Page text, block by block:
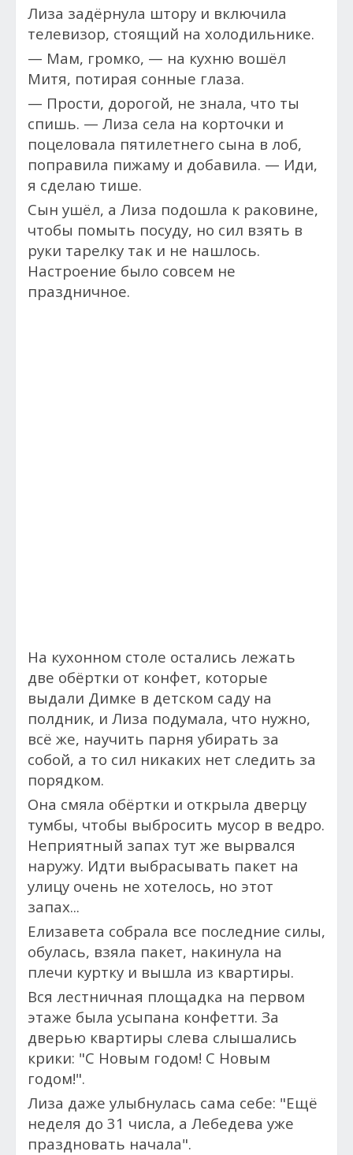
Лиза задёрнула штору и включила
телевизор, стоящий на холодильнике.
— Мам, громко, — на кухню вошёл
Митя, потирая сонные глаза.
— Прости, дорогой, не знала, что ты
спишь. — Лиза села на корточки и
поцеловала пятилетнего сына в лоб,
поправила пижаму и добавила. — Иди,
я сделаю тише.
Сын ушёл, а Лиза подошла к раковине,
чтобы помыть посуду, но сил взять в
руки тарелку так и не нашлось.
Настроение было совсем не
праздничное.
На кухонном столе остались лежать
две обёртки от конфет, которые
выдали Димке в детском саду на
полдник, и Лиза подумала, что нужно,
всё же, научить парня убирать за
собой, а то сил никаких нет следить за
порядком.
Она смяла обёртки и открыла дверцу
тумбы, чтобы выбросить мусор в ведро.
Неприятный запах тут же вырвался
наружу. Идти выбрасывать пакет на
улицу очень не хотелось, но этот
запах...
Елизавета собрала все последние силы,
обулась, взяла пакет, накинула на
плечи куртку и вышла из квартиры.
Вся лестничная площадка на первом
этаже была усыпана конфетти. За
дверью квартиры слева слышались
крики: "С Новым годом! С Новым
годом!".
Лиза даже улыбнулась сама себе: "Ещё
неделя до 31 числа, а Лебедева уже
праздновать начала".